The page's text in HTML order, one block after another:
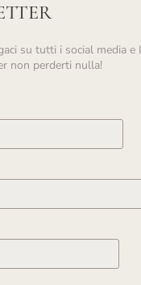
su tutti i social media e
non perderti nulla!